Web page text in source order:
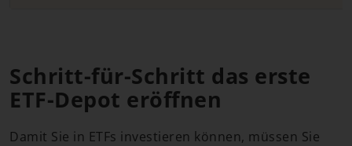
Schritt-für-Schritt das erste
ETF-Depot eröffnen
Damit Sie in ETFs investieren können, müssen Sie